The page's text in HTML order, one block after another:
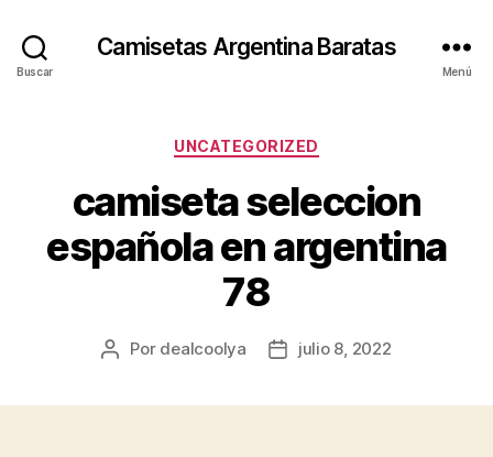
Buscar
Camisetas Argentina Baratas
Menú
Categorías
UNCATEGORIZED
camiseta seleccion
española en argentina
78
Autor
Por dealcoolya
Fechajulio 8, 2022